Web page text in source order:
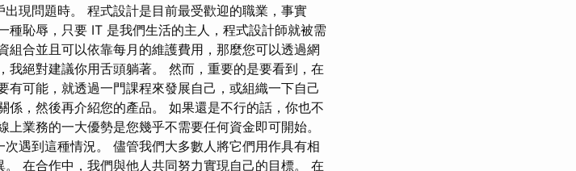
現問題時。 程式設計是目前最受歡迎的職業，事實
種恥辱，只要 IT 是我們生活的主人，程式設計師就被需
合並且可以依靠每月的維護費用，那麼您可以透過網
我絕對建議你用舌頭躺著。 然而，重要的是要看到，在
可能，就透過一門課程來發展自己，或組織一下自己
，然後再介紹您的產品。 如果還是不行的話，你也不
業務的一大優勢是您幾乎不需要任何資金即可開始。
遇到這種情況。 儘管我們大多數人將它們用作具有相
在合作中，我們與他人共同努力實現自己的目標。 在